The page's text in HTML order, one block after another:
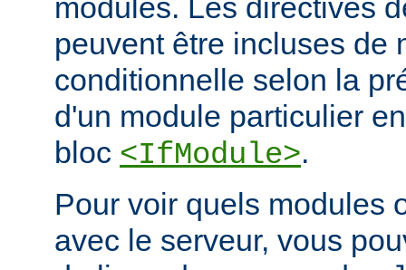
modules. Les directives
peuvent être incluses de
conditionnelle selon la
d'un module particulier
bloc <IfModule>.
Pour voir quels modules
avec le serveur, vous